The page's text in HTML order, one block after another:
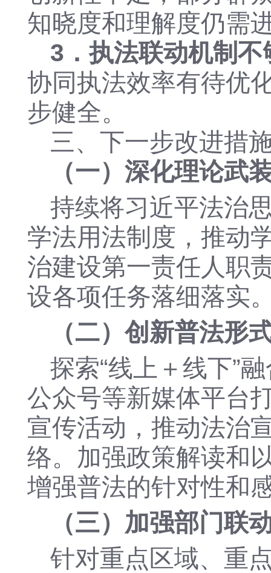
知晓度和理解度仍需
3．执法联动机制不
协同执法效率有待优
步健全。
三、下一步改进措
（一）深化理论武
持续将习近平法治
学法用法制度，推动
治建设第一责任人职
设各项任务落细落实
（二）创新普法形
探索“线上＋线下”
公众号等新媒体平台
宣传活动，推动法治
络。加强政策解读和
增强普法的针对性和
（三）加强部门联
针对重点区域、重